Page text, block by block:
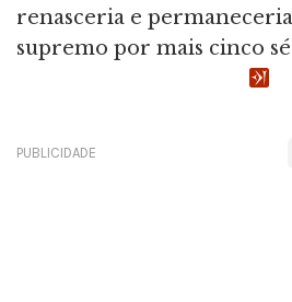
renasceria e
supremo por mais cinco
PUBLICIDADE